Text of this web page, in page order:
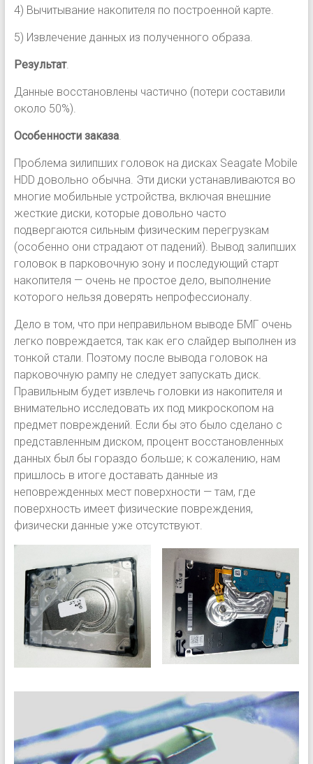
4) Вычитывание накопителя по построенной карте.
5) Извлечение данных из полученного образа.
Результат.
Данные восстановлены частично (потери составили
около 50%).
Особенности заказа.
Проблема зилипших головок на дисках Seagate Mobile
HDD довольно обычна. Эти диски устанавливаются во
многие мобильные устройства, включая внешние
жесткие диски, которые довольно часто
подвергаются сильным физическим перегрузкам
(особенно они страдают от падений). Вывод залипших
головок в парковочную зону и последующий старт
накопителя — очень не простое дело, выполнение
которого нельзя доверять непрофессионалу.
Дело в том, что при неправильном выводе БМГ очень
легко повреждается, так как его слайдер выполнен из
тонкой стали. Поэтому после вывода головок на
парковочную рампу не следует запускать диск.
Правильным будет извлечь головки из накопителя и
внимательно исследовать их под микроскопом на
предмет повреждений. Если бы это было сделано с
представленным диском, процент восстановленных
данных был бы гораздо больше; к сожалению, нам
пришлось в итоге доставать данные из
неповрежденных мест поверхности — там, где
поверхность имеет физические повреждения,
физически данные уже отсутствуют.